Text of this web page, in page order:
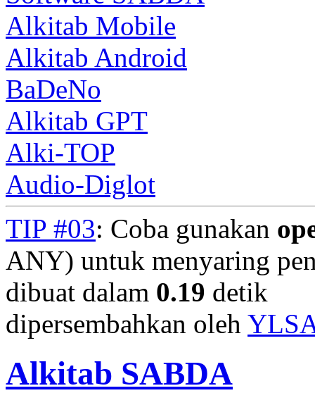
Alkitab Mobile
Alkitab Android
BaDeNo
Alkitab GPT
Alki-TOP
Audio-Diglot
TIP #03: Coba gunakan
ANY) untuk menyaring
dibuat dalam 0.19 detik
dipersembahkan oleh
Alkitab SABDA